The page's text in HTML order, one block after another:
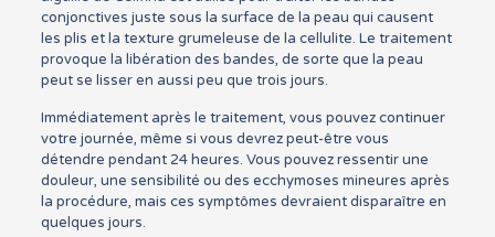
conjonctives juste sous la surface de la peau qui causent
les plis et la texture grumeleuse de la cellulite. Le traitement
provoque la libération des bandes, de sorte que la peau
peut se lisser en aussi peu que trois jours.
Immédiatement après le traitement, vous pouvez continuer
votre journée, même si vous devrez peut-être vous
détendre pendant 24 heures. Vous pouvez ressentir une
douleur, une sensibilité ou des ecchymoses mineures après
la procédure, mais ces symptômes devraient disparaître en
quelques jours.